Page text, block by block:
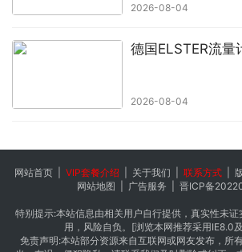
点
覆盖中国大陆所有31省份及广东
供“
一地签约、全国操作”的综合性人力
务，能及时按照各地最新的人事政策调
在此非常感谢您的支持与信任，如能达
为您提供优质服务。
联系方式
2026-08-04
德国ELSTER流量
2026-08-04
网站首页| VIP套餐介绍 关于我们 联系方式|
网站地图
广告服务 晋ICP备
特别提示:本站信息由相关用户自行提供，真实性未
用，风险自负。[浏览本网推荐采用IE8.0
免责声明:本站部分资源来自互联网或网友发布，所